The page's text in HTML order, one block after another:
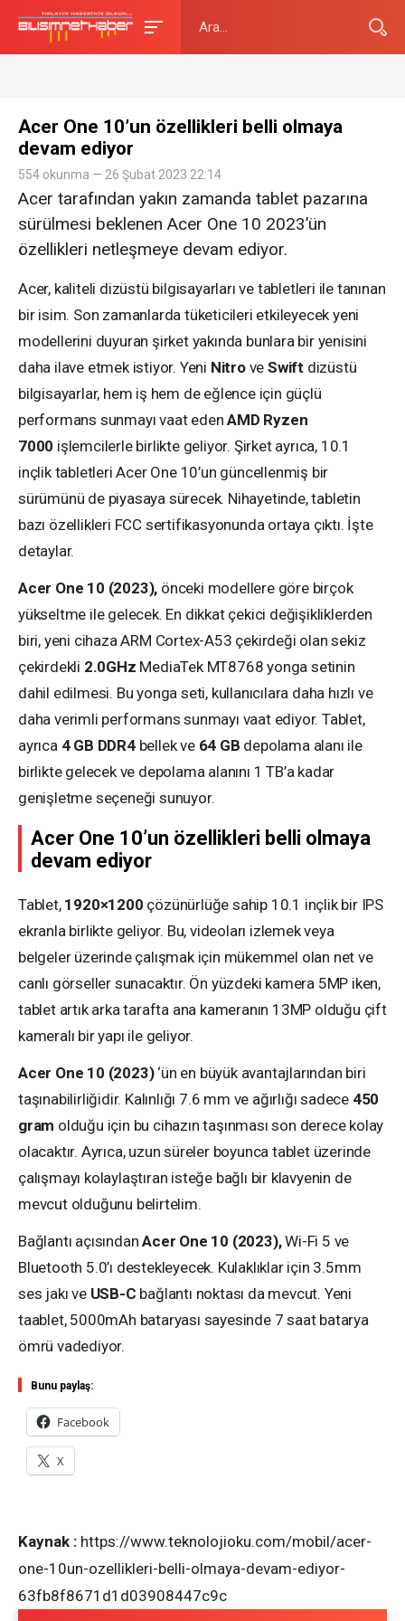
Acer One 10’un özellikleri belli olmaya
devam ediyor
554 okunma — 26 Şubat 2023 22:14
Acer tarafından yakın zamanda tablet pazarına
sürülmesi beklenen Acer One 10 2023’ün
özellikleri netleşmeye devam ediyor.
Acer, kaliteli dizüstü bilgisayarları ve tabletleri ile tanınan
bir isim. Son zamanlarda tüketicileri etkileyecek yeni
modellerini duyuran şirket yakında bunlara bir yenisini
daha ilave etmek istiyor. Yeni NitroveSwift dizüstü
bilgisayarlar, hem iş hem de eğlence için güçlü
performans sunmayı vaat edenAMD Ryzen
7000 işlemcilerle birlikte geliyor. Şirket ayrıca, 10.1
inçlik tabletleri Acer One 10’un güncellenmiş bir
sürümünü de piyasaya sürecek. Nihayetinde, tabletin
bazı özellikleri FCC sertifikasyonunda ortaya çıktı. İşte
detaylar.
Acer One 10 (2023), önceki modellere göre birçok
yükseltme ile gelecek. En dikkat çekici değişikliklerden
biri, yeni cihaza ARM Cortex-A53 çekirdeği olan sekiz
çekirdekli 2.0GHz MediaTek MT8768 yonga setinin
dahil edilmesi. Bu yonga seti, kullanıcılara daha hızlı ve
daha verimli performans sunmayı vaat ediyor. Tablet,
ayrıca 4 GB DDR4bellek ve 64 GB depolama alanı ile
birlikte gelecek ve depolama alanını 1 TB’a kadar
genişletme seçeneği sunuyor.
Acer One 10’un özellikleri belli olmaya
devam ediyor
Tablet, 1920×1200 çözünürlüğe sahip 10.1 inçlik bir IPS
ekranla birlikte geliyor. Bu, videoları izlemek veya
belgeler üzerinde çalışmak için mükemmel olan net ve
canlı görseller sunacaktır. Ön yüzdeki kamera 5MP iken,
tablet artık arka tarafta ana kameranın 13MP olduğu çift
kameralı bir yapı ile geliyor.
Acer One 10 (2023)‘ün en büyük avantajlarından biri
taşınabilirliğidir. Kalınlığı 7.6 mm ve ağırlığı sadece 450
gram olduğu için bu cihazın taşınması son derece kolay
olacaktır. Ayrıca, uzun süreler boyunca tablet üzerinde
çalışmayı kolaylaştıran isteğe bağlı bir klavyenin de
mevcut olduğunu belirtelim.
Bağlantı açısındanAcer One 10 (2023),Wi-Fi 5 ve
Bluetooth 5.0’ı destekleyecek. Kulaklıklar için 3.5mm
ses jakı ve USB-C bağlantı noktası da mevcut. Yeni
taablet, 5000mAh bataryası sayesinde 7 saat batarya
ömrü vadediyor.
Bunu paylaş:
Facebook
X
Kaynak : https://www.teknolojioku.com/mobil/acer-
one-10un-ozellikleri-belli-olmaya-devam-ediyor-
63fb8f8671d1d03908447c9c